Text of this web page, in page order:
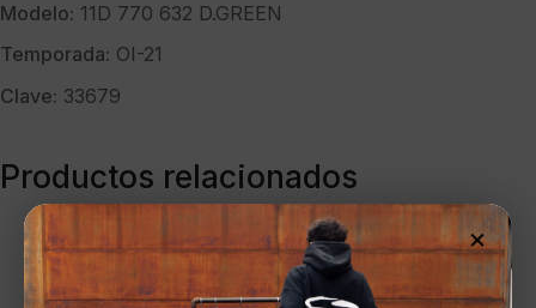
Modelo: 11D 770 632 D.GREEN
Temporada: OI-21
Clave: 33679
Productos relacionados
×